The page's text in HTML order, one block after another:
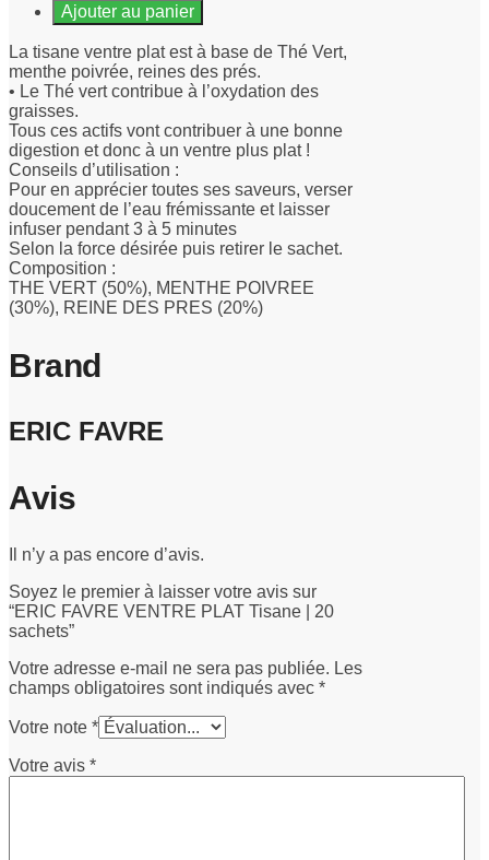
Ajouter au panier
La tisane ventre plat est à base de Thé Vert,
menthe poivrée, reines des prés.
• Le Thé vert contribue à l’oxydation des
graisses.
Tous ces actifs vont contribuer à une bonne
digestion et donc à un ventre plus plat !
Conseils d’utilisation :
Pour en apprécier toutes ses saveurs, verser
doucement de l’eau frémissante et laisser
infuser pendant 3 à 5 minutes
Selon la force désirée puis retirer le sachet.
Composition :
THE VERT (50%), MENTHE POIVREE
(30%), REINE DES PRES (20%)
Brand
ERIC FAVRE
Avis
Il n’y a pas encore d’avis.
Soyez le premier à laisser votre avis sur
“ERIC FAVRE VENTRE PLAT Tisane | 20
sachets”
Votre adresse e-mail ne sera pas publiée. Les
champs obligatoires sont indiqués avec *
Votre note *
Votre avis *